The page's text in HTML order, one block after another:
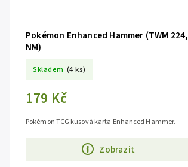
Pokémon Enhanced Hammer (TWM 224,
NM)
Skladem (4 ks)
179 Kč
Zobrazit
Pokémon TCG kusová karta Enhanced Hammer.